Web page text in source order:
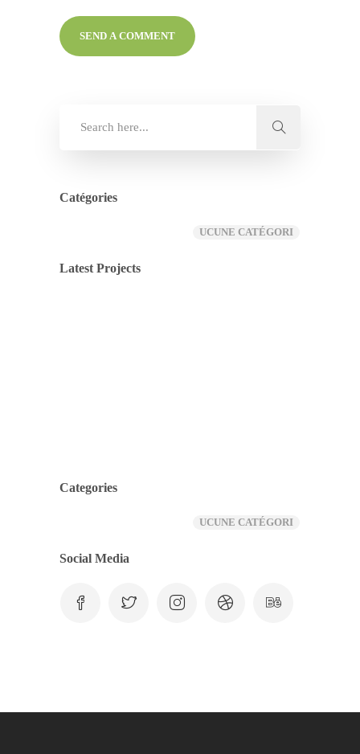
Catégories
UCUNE CATÉGORI
Latest Projects
Categories
UCUNE CATÉGORI
Social Media